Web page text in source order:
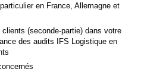
en France, Allemagne et
clients (seconde-partie) dans votre
des audits IFS Logistique en